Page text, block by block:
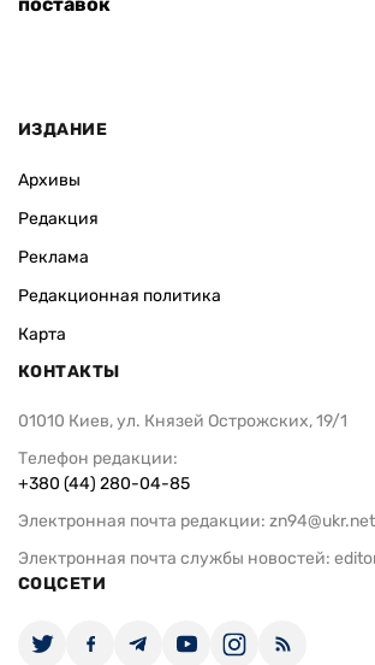
ИЗДАНИЕ
Архивы
Редакция
Реклама
Редакционная политика
Карта
КОНТАКТЫ
01010 Киев, ул. Князей Острожских, 19/1
Телефон редакции:
+380 (44) 280-04-85
Электронная почта редакции: zn94@ukr.net
Электронная почта службы новостей:
СОЦСЕТИ